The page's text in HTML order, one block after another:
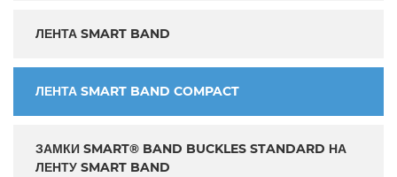
ЛЕНТА SMART BAND
ЛЕНТА SMART BAND COMPACT
ЗАМКИ SMART® BAND BUCKLES STANDARD НА
ЛЕНТУ SMART BAND